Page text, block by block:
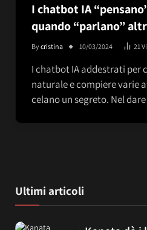
I chatbot IA
quando “parlano”
Bycristina 10/03/2024 21
I chatbot IA addestrati per
naturale e compiere varie
celano un segreto. Nel
Ultimi articoli